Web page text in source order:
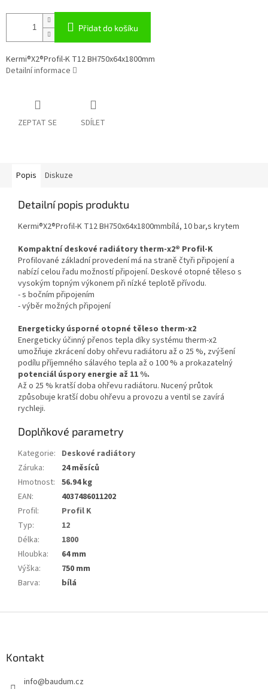
Přidat do košíku
Kermi®X2®Profil-K T12 BH750x64x1800mm
Detailní informace
ZEPTAT SE SDÍLET
Popis Diskuze
Detailní popis produktu
Kermi®X2®Profil-K T12 BH750x64x1800mmbílá, 10 bar,s krytem
Kompaktní deskové radiátory therm-x2® Profil-K
Profilované základní provedení má na straně čtyři připojení a
nabízí celou řadu možností připojení. Deskové otopné těleso s
vysokým topným výkonem při nízké teplotě přívodu.
- s bočním připojením
- výběr možných připojení
Energeticky úsporné otopné těleso therm-x2
Energeticky účinný přenos tepla díky systému therm-x2
umožňuje zkrácení doby ohřevu radiátoru až o 25 %, zvýšení
podílu příjemného sálavého tepla až o 100 % a prokazatelný
potenciál úspory energie až 11 %.
Až o 25 % kratší doba ohřevu radiátoru. Nucený průtok
způsobuje kratší dobu ohřevu a provozu a ventil se zavírá
rychleji.
Doplňkové parametry
Kategorie: Deskové radiátory
Záruka:
24 měsíců
Hmotnost: 56.94 kg
EAN:
4037486011202
Profil:
Profil K
Typ:
12
Délka:
1800
Hloubka:
64 mm
Výška:
750 mm
Barva: bílá
Kontakt
info@baudum.cz